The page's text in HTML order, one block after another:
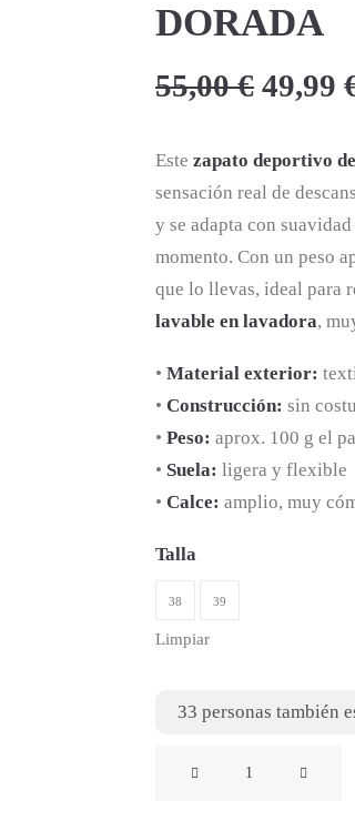
DORADA
55,00€ El
era:
55,00
49,99
Este zapato deportivo
sensación real de
y se adapta con
momento. Con un peso
que lo llevas, ideal para
lavable en lavadora,
• Material exterior:
• Construcción: sin
• Peso: aprox. 100 g el
• Suela: ligera y flexible
• Calce: amplio, muy
Talla
38 39
Limpiar
33 personas también